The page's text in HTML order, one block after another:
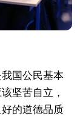
国公民基本
坚苦自立，
的道德品质